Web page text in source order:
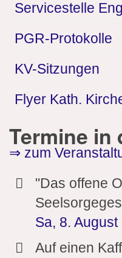
Servicestelle
PGR-Protokolle
KV-Sitzungen
Flyer Kath.
Termine in
⇒ zum
"Das offene
Sa, 8. August
Auf einen